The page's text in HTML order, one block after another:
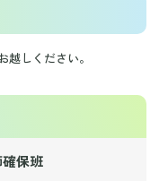
しください。
保班